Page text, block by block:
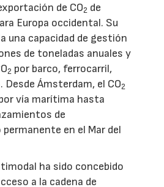
de CO2 de
Europa occidental. Su
una capacidad de gestión
de toneladas anuales y
2 por barco, ferrocarril,
Ámsterdam, el CO2
vía marítima hasta
de
en el Mar del
ha sido concebido
a la cadena de